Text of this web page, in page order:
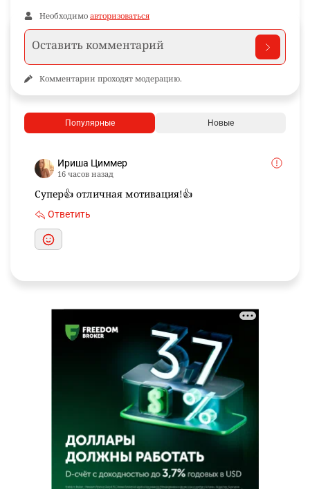
Необходимо авторизоваться
Комментарии проходят модерацию.
Популярные Новые
Ириша Циммер
16 часов назад
Супер👍 отличная мотивация!👍
Ответить